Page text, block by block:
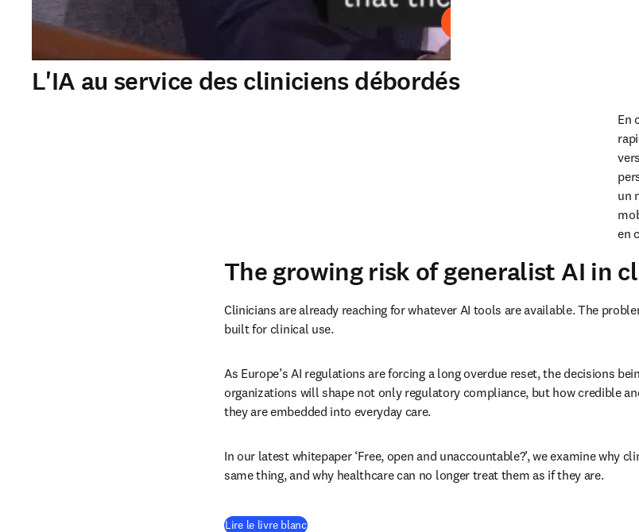
L'IA au service des cliniciens débordés
En
un
en
The growing risk of generalist AI in
Clinicians are already reaching for whatever AI tools are available. The
built for clinical use.
As Europe’s AI regulations are forcing a long overdue reset, the decisions
organizations will shape not only regulatory compliance, but how credible
they are embedded into everyday care.
In our latest whitepaper ‘Free, open and unaccountable?’, we examine why
same thing, and why healthcare can no longer treat them as if they are.
Lire le livre blanc(